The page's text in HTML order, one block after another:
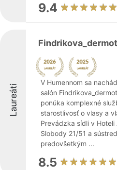
9.4
Laureáti
V Humennom sa
salón
ponúka komplexné
starostlivosť o vlasy a
Prevádzka sídli v
Slobody 21/51 a
predovšetkým ...
8.5